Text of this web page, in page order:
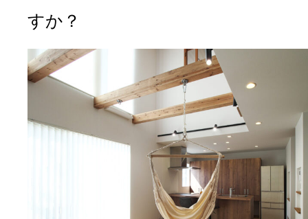
すか？